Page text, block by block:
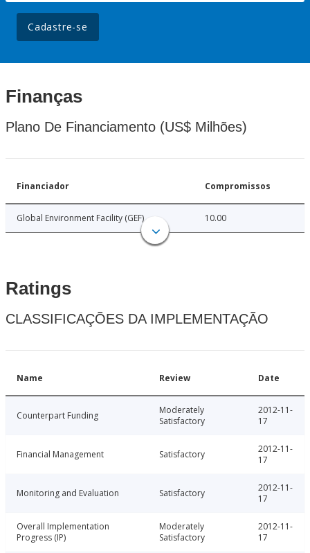
Cadastre-se
Finanças
Plano De Financiamento (US$ Milhões)
Financiador Compromissos
Global Environment Facility (GEF) 10.00
Ratings
CLASSIFICAÇÕES DA IMPLEMENTAÇÃO
Name Review Date
Counterpart Funding
Moderately
Satisfactory
2012-11-
17
Financial Management Satisfactory
2012-11-
17
Monitoring and Evaluation Satisfactory
2012-11-
17
Overall Implementation
Progress (IP)
Moderately
Satisfactory
2012-11-
17